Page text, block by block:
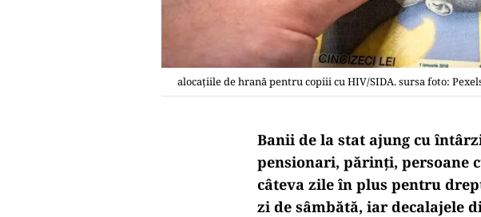
alocațiile de hrană pentru copiii cu HIV/SIDA. sursa foto:
Banii de la stat ajung cu
pensionari, părinți, persoane
câteva zile în plus pentru
zi de sâmbătă, iar decalajele